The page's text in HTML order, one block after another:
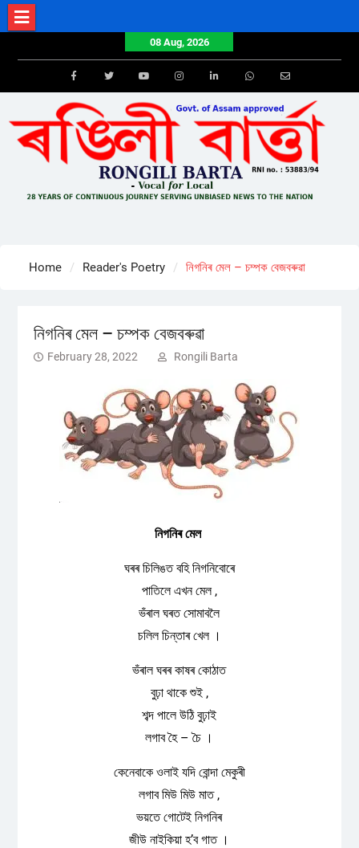
Skip
to
08 Aug, 2026
FacebookTwitterYoutube Email
Home Reader's Poetry নিগনিৰ মেল – চম্পক বেজবৰুৱা
নিগনিৰ মেল – চম্পক বেজবৰুৱা
February 28, 2022 Rongili Barta
নিগনিৰ মেল
ঘৰৰ চিলিঙত বহি নিগনিবোৰে
পাতিলে এখন মেল ,
ভঁৰাল ঘৰত সোমাবলৈ
চলিল চিন্তাৰ খেল ।
ভঁৰাল ঘৰৰ কাষৰ কোঠাত
বুঢ়া থাকে শুই ,
শব্দ পালে উঠি বুঢ়াই
লগাব হৈ – চৈ ।
কেনেবাকে ওলাই যদি বোন্দা মেকুৰী
লগাব মিউ মিউ মাত ,
ভয়তে গোটেই নিগনিৰ
জীউ নাইকিয়া হ’ব গাত ।